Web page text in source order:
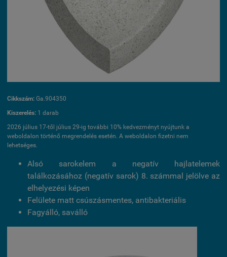
Cikkszám: Ga.904350
Kiszerelés: 1 darab
2026 július 17-től július 29-ig további 10% kedvezményt nyújtunk a
weboldalon történő megrendelés esetén. A weboldalon fizetni nem
lehetséges.
Alsó sarokelem a negatív hajlatelemek
találkozásához (negatív sarok) 8. számmal jelölve az
elhelyezési képen
Felülete matt csúszásmentes, antibakteriális
Fagyálló, saválló